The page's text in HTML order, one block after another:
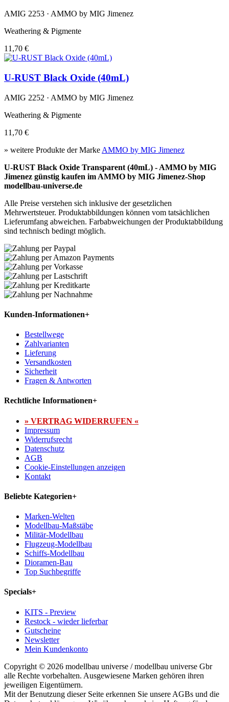
AMIG 2253 · AMMO by MIG Jimenez
Weathering & Pigmente
11,70 €
U-RUST Black Oxide (40mL)
AMIG 2252 · AMMO by MIG Jimenez
Weathering & Pigmente
11,70 €
» weitere Produkte der Marke AMMO by MIG Jimenez
U-RUST Black Oxide Transparent (40mL) - AMMO by MIG
Jimenez günstig kaufen im AMMO by MIG Jimenez-Shop
modellbau-universe.de
Alle Preise verstehen sich inklusive der gesetzlichen
Mehrwertsteuer. Produktabbildungen können vom tatsächlichen
Lieferumfang abweichen. Farbabweichungen der Produktabbildung
sind technisch bedingt möglich.
Kunden-Informationen+
Bestellwege
Zahlvarianten
Lieferung
Versandkosten
Sicherheit
Fragen & Antworten
Rechtliche Informationen+
» VERTRAG WIDERRUFEN «
Impressum
Widerrufsrecht
Datenschutz
AGB
Cookie-Einstellungen anzeigen
Kontakt
Beliebte Kategorien+
Marken-Welten
Modellbau-Maßstäbe
Militär-Modellbau
Flugzeug-Modellbau
Schiffs-Modellbau
Dioramen-Bau
Top Suchbegriffe
Specials+
KITS - Preview
Restock - wieder lieferbar
Gutscheine
Newsletter
Mein Kundenkonto
Copyright © 2026 modellbau universe / modellbau universe Gbr
alle Rechte vorbehalten. Ausgewiesene Marken gehören ihren
jeweiligen Eigentümern.
Mit der Benutzung dieser Seite erkennen Sie unsere AGBs und die